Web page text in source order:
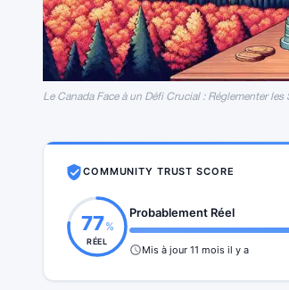
Le Canada Face à un Défi Crucial : Réglementer
COMMUNITY TRUST SCORE
77%
RÉEL
Probablement Réel
Mis à jour 11 mois il y a